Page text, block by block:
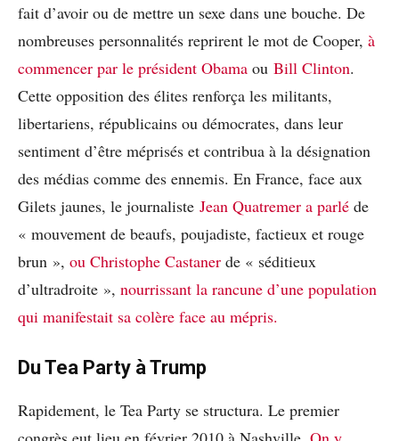
fait d’avoir ou de mettre un sexe dans une bouche. De
nombreuses personnalités reprirent le mot de Cooper, à
commencer par le président Obama ou Bill Clinton.
Cette opposition des élites renforça les militants,
libertariens, républicains ou démocrates, dans leur
sentiment d’être méprisés et contribua à la désignation
des médias comme des ennemis. En France, face aux
Gilets jaunes, le journaliste Jean Quatremer a parlé de
« mouvement de beaufs, poujadiste, factieux et rouge
brun », ou Christophe Castaner de « séditieux
d’ultradroite », nourrissant la rancune d’une population
qui manifestait sa colère face au mépris.
Du Tea Party à Trump
Rapidement, le Tea Party se structura. Le premier